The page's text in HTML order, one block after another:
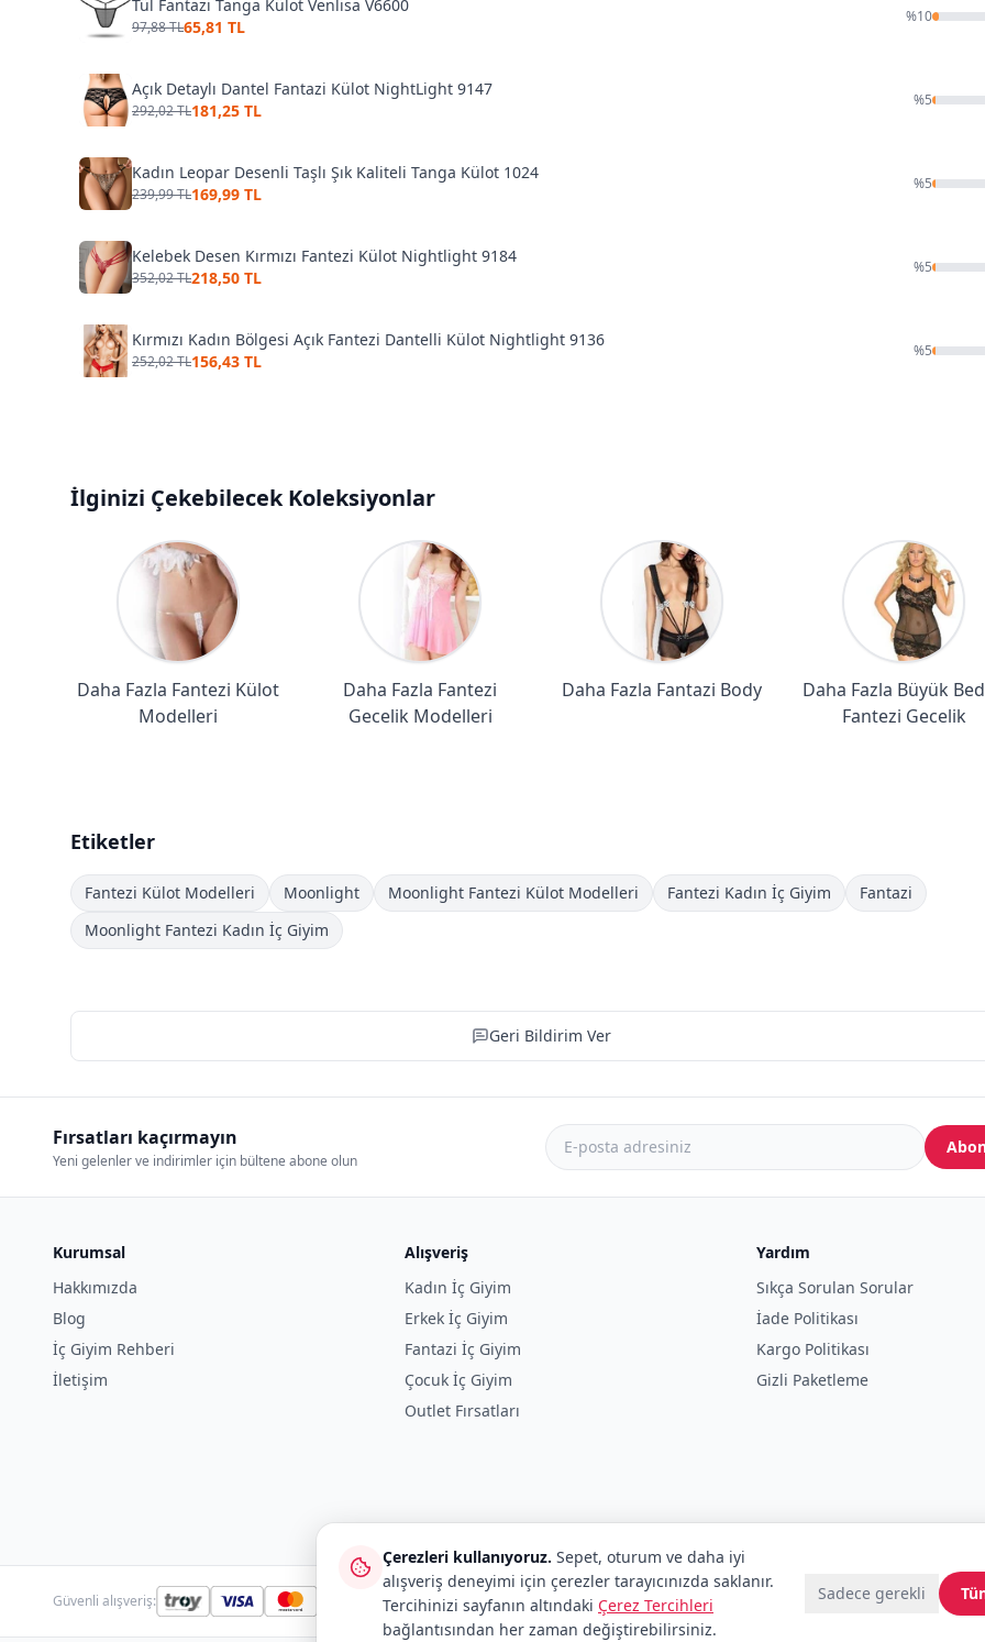
Tül Fantazi Tanga Külot Venlisa V6600
97,88 TL65,81 TL
%10
Açık Detaylı Dantel Fantazi Külot NightLight 9147
292,02 TL181,25 TL
%5
Kadın Leopar Desenli Taşlı Şık Kaliteli Tanga Külot 1024
239,99 TL169,99 TL
%5
Kelebek Desen Kırmızı Fantezi Külot Nightlight 9184
352,02 TL218,50 TL
%5
Kırmızı Kadın Bölgesi Açık Fantezi Dantelli Külot Nightlight 9136
252,02 TL156,43 TL
%5
İlginizi Çekebilecek Koleksiyonlar
Daha Fazla Fantezi Külot
Modelleri
Daha Fazla Fantezi
Gecelik Modelleri
Daha Fazla Fantazi Body
Daha Fazla Büyük
Fantezi Gecelik
Etiketler
Fantezi Külot Modelleri Moonlight Moonlight Fantezi Külot Modelleri Fantezi Kadın İç Giyim
Fantazi
Moonlight Fantezi Kadın İç Giyim
Geri Bildirim Ver
Fırsatları kaçırmayın
Yeni gelenler ve indirimler için bültene abone olun
Kurumsal
Hakkımızda
Blog
İç Giyim Rehberi
İletişim
Alışveriş
Kadın İç Giyim
Erkek İç Giyim
Fantazi İç Giyim
Çocuk İç Giyim
Outlet Fırsatları
Yardım
Sıkça Sorulan Sorular
İade Politikası
Kargo Politikası
Gizli Paketleme
Güvenli alışveriş:
Çerezleri kullanıyoruz. Sepet, oturum ve daha iyi
alışveriş deneyimi için çerezler tarayıcınızda saklanır.
Tercihinizi sayfanın altındaki Çerez Tercihleri
bağlantısından her zaman değiştirebilirsiniz.
Sadece gerekli